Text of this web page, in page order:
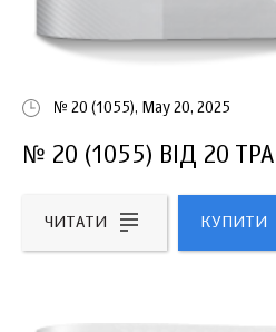
№ 20 (1055), May 20, 2025
№ 20 (1055) ВІД 20
ЧИТАТИ КУПИТИ